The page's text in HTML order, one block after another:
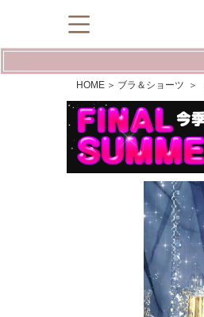
HOME ブラ＆ショーツ